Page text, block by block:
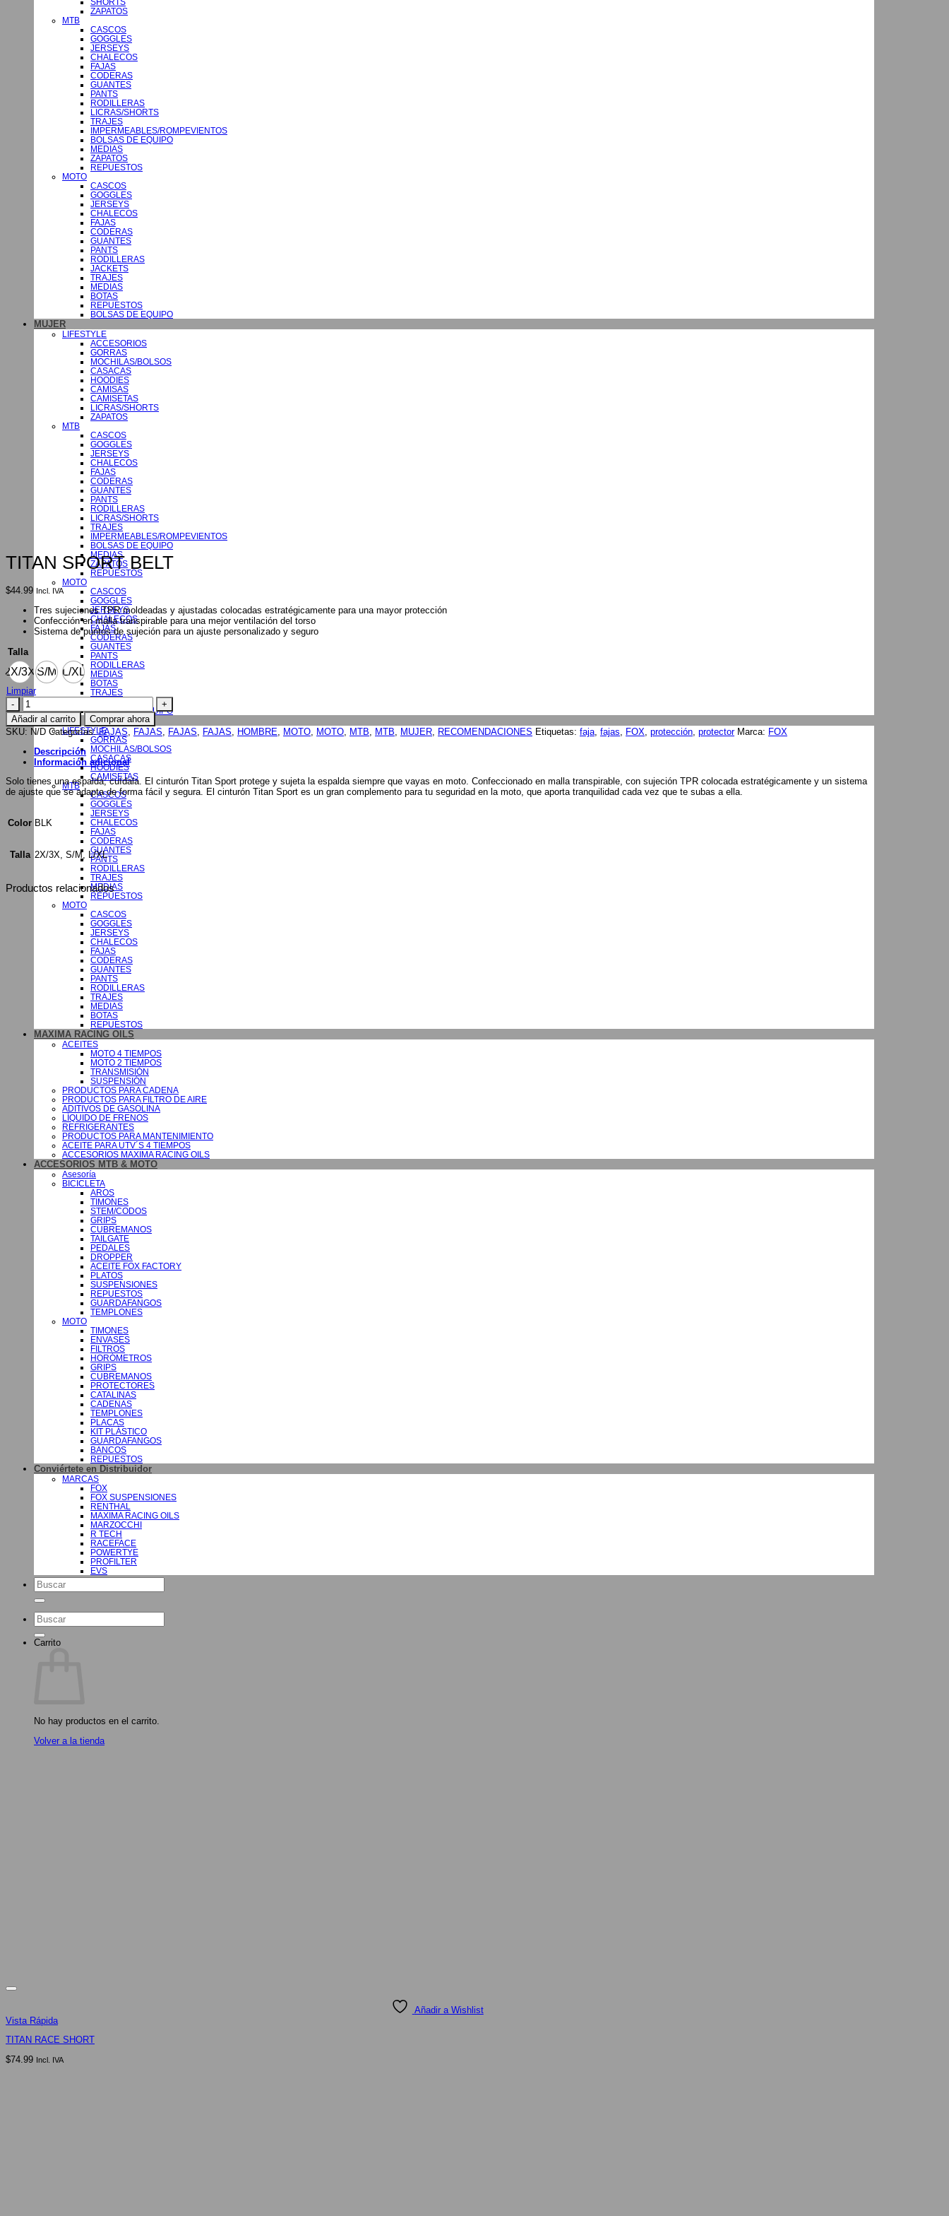
SHORTS
ZAPATOS
MTB
CASCOS
GOGGLES
JERSEYS
CHALECOS
FAJAS
CODERAS
GUANTES
PANTS
RODILLERAS
LICRAS/SHORTS
TRAJES
IMPERMEABLES/ROMPEVIENTOS
BOLSAS DE EQUIPO
MEDIAS
ZAPATOS
REPUESTOS
MOTO
CASCOS
GOGGLES
JERSEYS
CHALECOS
FAJAS
CODERAS
GUANTES
PANTS
RODILLERAS
JACKETS
TRAJES
MEDIAS
BOTAS
REPUESTOS
BOLSAS DE EQUIPO
MUJER
LIFESTYLE
ACCESORIOS
GORRAS
MOCHILAS/BOLSOS
CASACAS
HOODIES
CAMISAS
CAMISETAS
LICRAS/SHORTS
ZAPATOS
MTB
CASCOS
GOGGLES
JERSEYS
CHALECOS
FAJAS
CODERAS
GUANTES
PANTS
RODILLERAS
LICRAS/SHORTS
TRAJES
IMPERMEABLES/ROMPEVIENTOS
BOLSAS DE EQUIPO
MEDIAS
ZAPATOS
REPUESTOS
MOTO
CASCOS
GOGGLES
JERSEYS
CHALECOS
FAJAS
CODERAS
GUANTES
PANTS
RODILLERAS
MEDIAS
BOTAS
TRAJES
BOLSAS DE EQUIPO
NIÑOS
LIFESTYLE
GORRAS
MOCHILAS/BOLSOS
CASACAS
HOODIES
CAMISETAS
MTB
CASCOS
GOGGLES
JERSEYS
CHALECOS
FAJAS
CODERAS
GUANTES
PANTS
RODILLERAS
TRAJES
MEDIAS
REPUESTOS
MOTO
CASCOS
GOGGLES
JERSEYS
CHALECOS
FAJAS
CODERAS
GUANTES
PANTS
RODILLERAS
TRAJES
MEDIAS
BOTAS
REPUESTOS
MAXIMA RACING OILS
ACEITES
MOTO 4 TIEMPOS
MOTO 2 TIEMPOS
TRANSMISIÓN
SUSPENSIÓN
PRODUCTOS PARA CADENA
PRODUCTOS PARA FILTRO DE AIRE
ADITIVOS DE GASOLINA
LÍQUIDO DE FRENOS
REFRIGERANTES
PRODUCTOS PARA MANTENIMIENTO
ACEITE PARA UTV´S 4 TIEMPOS
ACCESORIOS MAXIMA RACING OILS
ACCESORIOS MTB & MOTO
Asesoría
BICICLETA
AROS
TIMONES
STEM/CODOS
GRIPS
CUBREMANOS
TAILGATE
PEDALES
DROPPER
ACEITE FOX FACTORY
PLATOS
SUSPENSIONES
REPUESTOS
GUARDAFANGOS
TEMPLONES
MOTO
TIMONES
ENVASES
FILTROS
HORÓMETROS
GRIPS
CUBREMANOS
PROTECTORES
CATALINAS
CADENAS
TEMPLONES
PLACAS
KIT PLÁSTICO
GUARDAFANGOS
BANCOS
REPUESTOS
Conviértete en Distribuidor
MARCAS
FOX
FOX SUSPENSIONES
RENTHAL
MAXIMA RACING OILS
MARZOCCHI
R TECH
RACEFACE
POWERTYE
PROFILTER
EVS
Buscar
por:
Buscar
por:
Carrito
No hay productos en el carrito.
Volver a la tienda
TITAN SPORT BELT
$44.99 Incl. IVA
Tres sujeciones TPR moldeadas y ajustadas colocadas estratégicamente para una mayor protección
Confección en malla transpirable para una mejor ventilación del torso
Sistema de puntos de sujeción para un ajuste personalizado y seguro
Talla
2X/3X S/M L/XL
Limpiar
TITAN
SPORT
BELT
cantidad
Añadir al carrito
Comprar ahora
SKU: N/D Categorías:FAJAS FAJAS FAJAS FAJAS HOMBRE MOTO MOTO MTB MTB MUJER RECOMENDACIONES Etiquetas: faja fajas FOX protección protector Marca: FOX
Descripción
Información adicional
Solo tienes una espalda; cuídala. El cinturón Titan Sport protege y sujeta la espalda siempre que vayas en moto. Confeccionado en malla transpirable, con sujeción TPR colocada estratégicamente y un sistema
de ajuste que se adapta de forma fácil y segura. El cinturón Titan Sport es un gran complemento para tu seguridad en la moto, que aporta tranquilidad cada vez que te subas a ella.
Color BLK
Talla 2X/3X, S/M, L/XL
Productos relacionados
Añadir a Wishlist
Vista Rápida
TITAN RACE SHORT
$74.99 Incl. IVA